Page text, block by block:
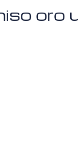
oro